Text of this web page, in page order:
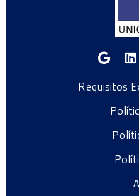
Requisitos